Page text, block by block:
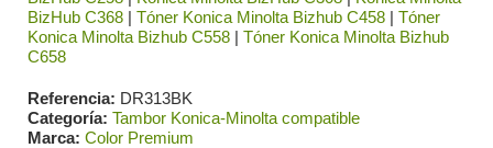
BizHub C368 | Tóner Konica Minolta Bizhub C458 | Tóner
Konica Minolta Bizhub C558 | Tóner Konica Minolta Bizhub
C658
Referencia DR313BK
Categoría Tambor Konica-Minolta compatible
Marca Color Premium